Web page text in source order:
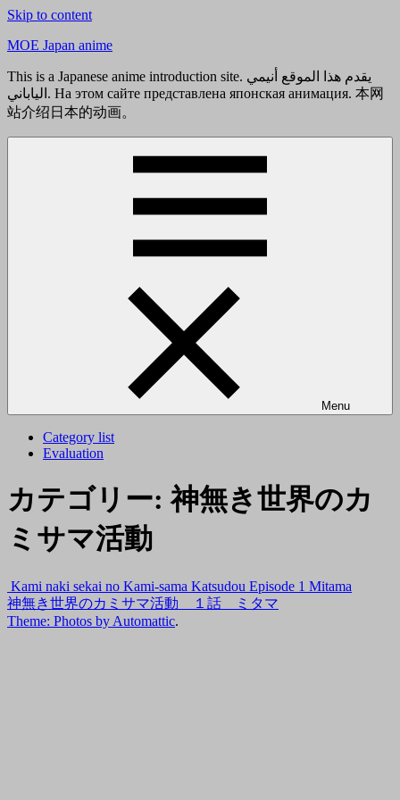
Skip to content
MOE Japan anime
This is a Japanese anime introduction site. يقدم هذا الموقع أنيمي
الياباني. На этом сайте представлена японская анимация. 本网
站介绍日本的动画。
Menu
Category list
Evaluation
カテゴリー:神無き世界のカ
ミサマ活動
Kami naki sekai no Kami-sama Katsudou Episode 1 Mitama
神無き世界のカミサマ活動 １話 ミタマ
Theme: Photos by Automattic.